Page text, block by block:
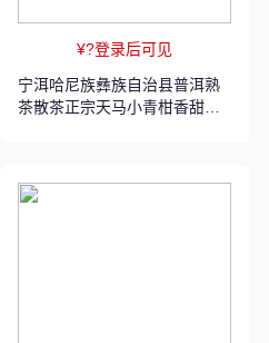
¥?登录后可见
宁洱哈尼族彝族自治县普洱熟
茶散茶正宗天马小青柑香甜顺